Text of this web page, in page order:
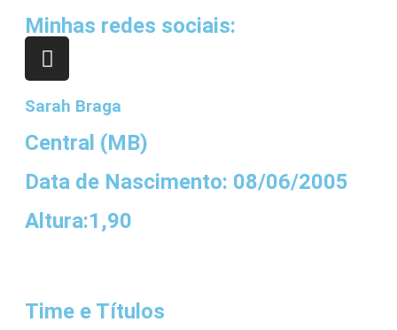
Minhas redes sociais:
Sarah Braga
Central (MB)
Data de Nascimento: 08/06/2005
Altura:⁠1,90
Time e Títulos